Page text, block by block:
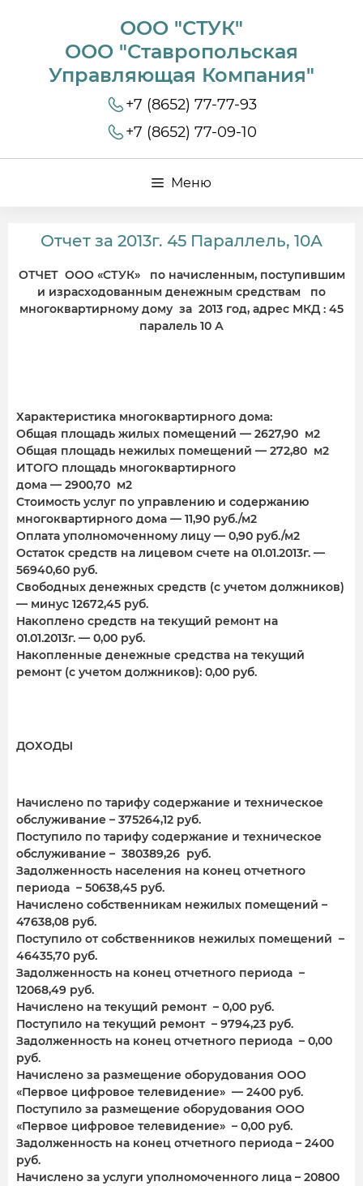
ООО "СТУК"
ООО "Ставропольская
Управляющая Компания"
+7 (8652) 77-77-93
+7 (8652) 77-09-10
Меню
Отчет за 2013г. 45 Параллель, 10А
ОТЧЕТ ООО «СТУК» по начисленным, поступившим
и израсходованным денежным средствам по
многоквартирному дому за 2013 год, адрес МКД : 45
паралель 10 А
Характеристика многоквартирного дома:
Общая площадь жилых помещений — 2627,90 м2
Общая площадь нежилых помещений — 272,80 м2
ИТОГО площадь многоквартирного
дома — 2900,70 м2
Стоимость услуг по управлению и содержанию
многоквартирного дома — 11,90 руб./м2
Оплата уполномоченному лицу — 0,90 руб./м2
Остаток средств на лицевом счете на 01.01.2013г. —
56940,60 руб.
Свободных денежных средств (с учетом должников)
— минус 12672,45 руб.
Накоплено средств на текущий ремонт на
01.01.2013г. — 0,00 руб.
Накопленные денежные средства на текущий
ремонт (с учетом должников): 0,00 руб.
ДОХОДЫ
Начислено по тарифу содержание и техническое
обслуживание – 375264,12 руб.
Поступило по тарифу содержание и техническое
обслуживание – 380389,26 руб.
Задолженность населения на конец отчетного
периода – 50638,45 руб.
Начислено собственникам нежилых помещений –
47638,08 руб.
Поступило от собственников нежилых помещений –
46435,70 руб.
Задолженность на конец отчетного периода –
12068,49 руб.
Начислено на текущий ремонт – 0,00 руб.
Поступило на текущий ремонт – 9794,23 руб.
Задолженность на конец отчетного периода – 0,00
руб.
Начислено за размещение оборудования ООО
«Первое цифровое телевидение» — 2400 руб.
Поступило за размещение оборудования ООО
«Первое цифровое телевидение» – 0,00 руб.
Задолженность на конец отчетного периода – 2400
руб.
Начислено за услуги уполномоченного лица – 20800